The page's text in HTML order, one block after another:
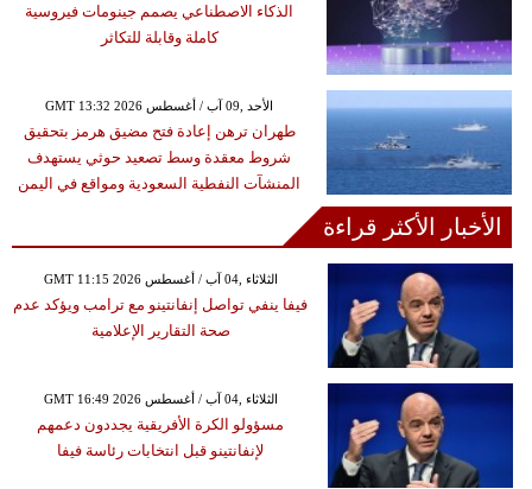
الذكاء الاصطناعي يصمم جينومات فيروسية
كاملة وقابلة للتكاثر
GMT 13:32 2026 الأحد ,09 آب / أغسطس
طهران ترهن إعادة فتح مضيق هرمز بتحقيق
شروط معقدة وسط تصعيد حوثي يستهدف
المنشآت النفطية السعودية ومواقع في اليمن
الأخبار الأكثر قراءة
GMT 11:15 2026 الثلاثاء ,04 آب / أغسطس
فيفا ينفي تواصل إنفانتينو مع ترامب ويؤكد عدم
صحة التقارير الإعلامية
GMT 16:49 2026 الثلاثاء ,04 آب / أغسطس
مسؤولو الكرة الأفريقية يجددون دعمهم
لإنفانتينو قبل انتخابات رئاسة فيفا